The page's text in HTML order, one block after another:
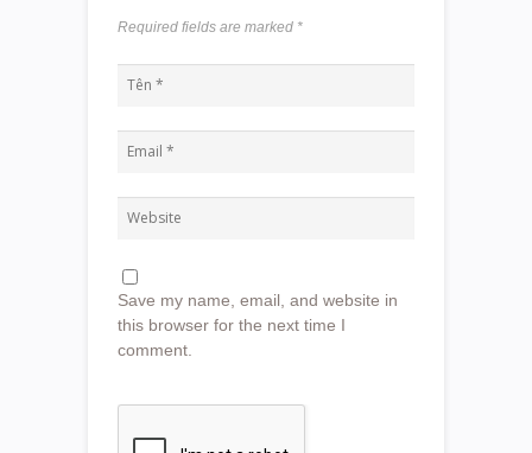
Required fields are marked *
Save my name, email, and website in
this browser for the next time I
comment.